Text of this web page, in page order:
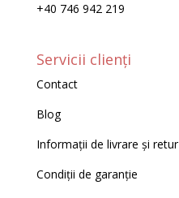
+40 746 942 219
Servicii clienți
Contact
Blog
Informații de livrare și retur
Condiții de garanție